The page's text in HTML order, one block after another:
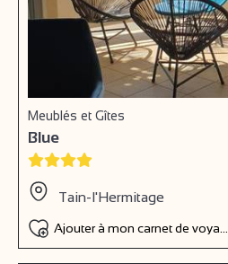
Meublés et Gîtes
Blue
Tain-l'Hermitage
Ajouter à mon carnet de voyage